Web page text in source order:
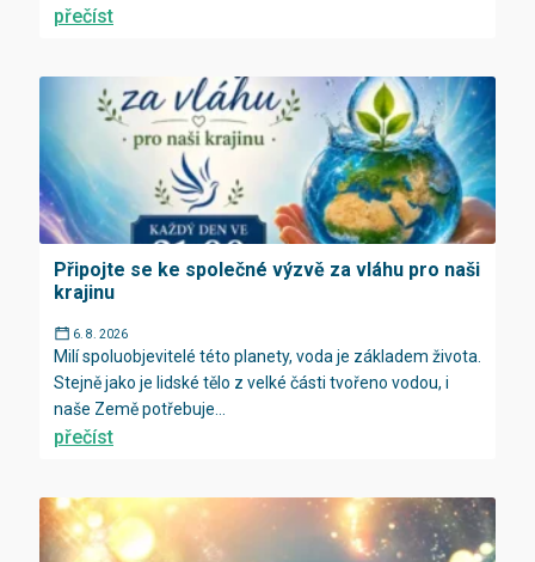
přečíst
Připojte se ke společné výzvě za vláhu pro naši
krajinu
6. 8. 2026
Milí spoluobjevitelé této planety, voda je základem života.
Stejně jako je lidské tělo z velké části tvořeno vodou, i
naše Země potřebuje...
přečíst